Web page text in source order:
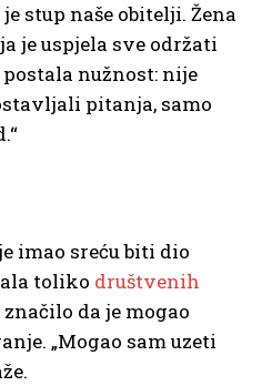
stup naše obitelji. Žena
je uspjela sve održati
nužnost: nije
pitanja, samo
imao sreću biti dio
toliko društvenih
da je mogao
„Mogao sam uzeti